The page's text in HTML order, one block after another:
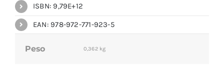
ISBN: 9,79E+12
EAN: 978-972-771-923-5
Peso 0,362 kg